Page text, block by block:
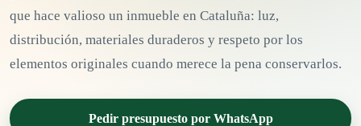
que hace valioso un inmueble en Cataluña: luz,
distribución, materiales duraderos y respeto por los
elementos originales cuando merece la pena conservarlos.
Pedir presupuesto por WhatsApp